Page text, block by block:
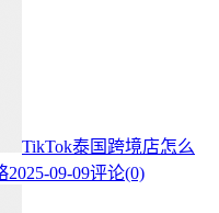
TikTok泰国跨境店怎么
2025-09-09评论(0)